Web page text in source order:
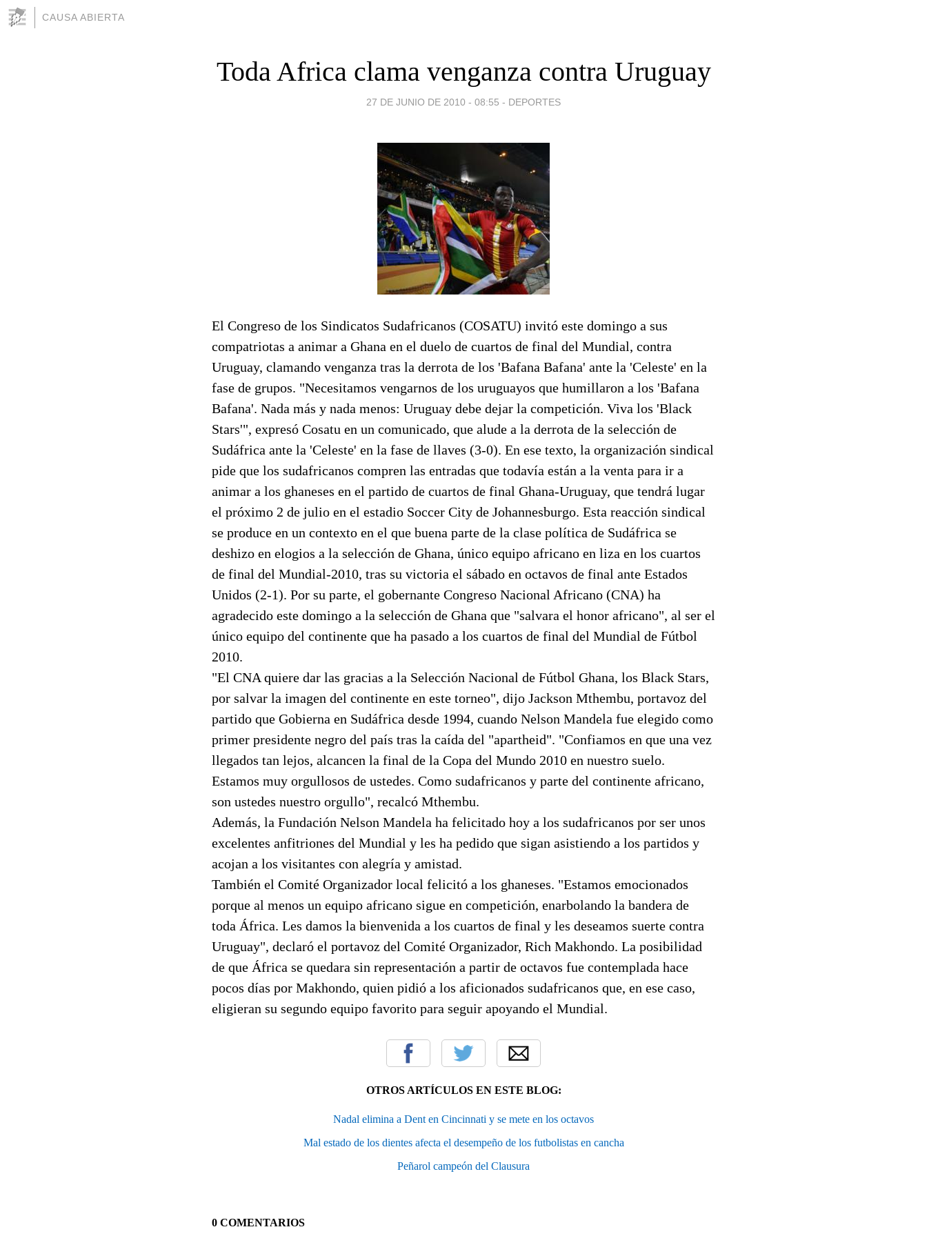
CAUSA ABIERTA
Toda Africa clama venganza contra Uruguay
27 DE JUNIO DE 2010 - 08:55 - DEPORTES
El Congreso de los Sindicatos Sudafricanos (COSATU) invitó este domingo a sus
compatriotas a animar a Ghana en el duelo de cuartos de final del Mundial, contra
Uruguay, clamando venganza tras la derrota de los 'Bafana Bafana' ante la 'Celeste' en la
fase de grupos. "Necesitamos vengarnos de los uruguayos que humillaron a los 'Bafana
Bafana'. Nada más y nada menos: Uruguay debe dejar la competición. Viva los 'Black
Stars'", expresó Cosatu en un comunicado, que alude a la derrota de la selección de
Sudáfrica ante la 'Celeste' en la fase de llaves (3-0). En ese texto, la organización sindical
pide que los sudafricanos compren las entradas que todavía están a la venta para ir a
animar a los ghaneses en el partido de cuartos de final Ghana-Uruguay, que tendrá lugar
el próximo 2 de julio en el estadio Soccer City de Johannesburgo. Esta reacción sindical
se produce en un contexto en el que buena parte de la clase política de Sudáfrica se
deshizo en elogios a la selección de Ghana, único equipo africano en liza en los cuartos
de final del Mundial-2010, tras su victoria el sábado en octavos de final ante Estados
Unidos (2-1). Por su parte, el gobernante Congreso Nacional Africano (CNA) ha
agradecido este domingo a la selección de Ghana que "salvara el honor africano", al ser el
único equipo del continente que ha pasado a los cuartos de final del Mundial de Fútbol
2010.
"El CNA quiere dar las gracias a la Selección Nacional de Fútbol Ghana, los Black Stars,
por salvar la imagen del continente en este torneo", dijo Jackson Mthembu, portavoz del
partido que Gobierna en Sudáfrica desde 1994, cuando Nelson Mandela fue elegido como
primer presidente negro del país tras la caída del "apartheid". "Confiamos en que una vez
llegados tan lejos, alcancen la final de la Copa del Mundo 2010 en nuestro suelo.
Estamos muy orgullosos de ustedes. Como sudafricanos y parte del continente africano,
son ustedes nuestro orgullo", recalcó Mthembu.
Además, la Fundación Nelson Mandela ha felicitado hoy a los sudafricanos por ser unos
excelentes anfitriones del Mundial y les ha pedido que sigan asistiendo a los partidos y
acojan a los visitantes con alegría y amistad.
También el Comité Organizador local felicitó a los ghaneses. "Estamos emocionados
porque al menos un equipo africano sigue en competición, enarbolando la bandera de
toda África. Les damos la bienvenida a los cuartos de final y les deseamos suerte contra
Uruguay", declaró el portavoz del Comité Organizador, Rich Makhondo. La posibilidad
de que África se quedara sin representación a partir de octavos fue contemplada hace
pocos días por Makhondo, quien pidió a los aficionados sudafricanos que, en ese caso,
eligieran su segundo equipo favorito para seguir apoyando el Mundial.
OTROS ARTÍCULOS EN ESTE BLOG:
Nadal elimina a Dent en Cincinnati y se mete en los octavos
Mal estado de los dientes afecta el desempeño de los futbolistas en cancha
Peñarol campeón del Clausura
0 COMENTARIOS